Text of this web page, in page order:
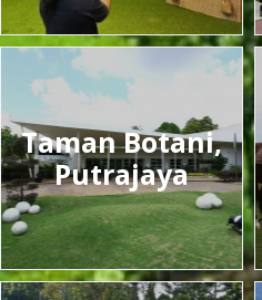
Taman Botani,
Putrajaya